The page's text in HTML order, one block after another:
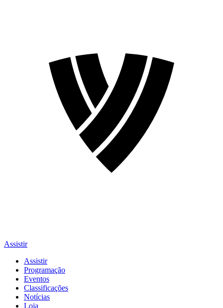
Assistir
Assistir
Programação
Eventos
Classificações
Notícias
Loja